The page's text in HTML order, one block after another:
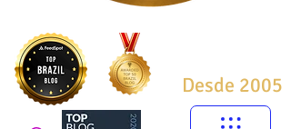
Desde 2005